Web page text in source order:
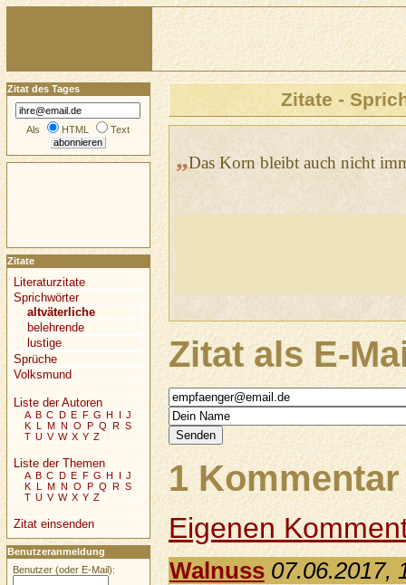
Zitate -
„Das Korn bleibt auch nicht
Zitat als E-
1
Eigenen
Walnuss 07.06.2017,
Zitat des Tages
Als HTML Text
Zitate
Literaturzitate
Sprichwörter
altväterliche
belehrende
lustige
Sprüche
Volksmund
Liste der Autoren
A B C D E F G H I J
K L M N O P Q R S
T U V W X Y Z
Liste der Themen
A B C D E F G H I J
K L M N O P Q R S
T U V W X Y Z
Zitat einsenden
Benutzeranmeldung
Benutzer (oder E-Mail):